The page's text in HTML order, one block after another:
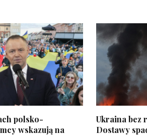
polsko-
wskazują na
Ukraina bez
Dostawy